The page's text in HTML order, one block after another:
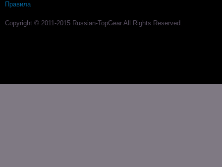
Правила
Copyright © 2011-2015 Russian-TopGear All Rights Reserved.